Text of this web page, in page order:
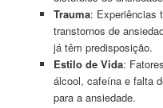
Trauma: Experiências
transtornos de
já têm predisposição.
Estilo de Vida:
álcool, cafeína e falta
para a ansiedade.